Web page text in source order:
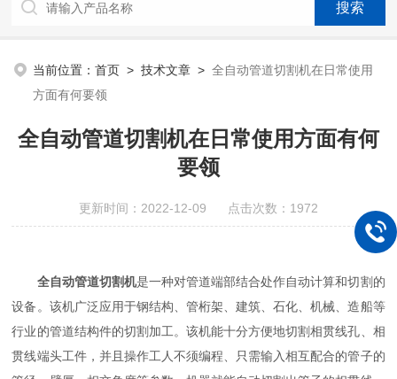
当前位置：首页 >技术文章 >全自动管道切割机在日常使用
方面有何要领
全自动管道切割机在日常使用方面有何
要领
更新时间：2022-12-09 点击次数：1972
全自动管道切割机是一种对管道端部结合处作自动计算和切割的
设备。该机广泛应用于钢结构、管桁架、建筑、石化、机械、造船等
行业的管道结构件的切割加工。该机能十分方便地切割相贯线孔、相
贯线端头工件，并且操作工人不须编程、只需输入相互配合的管子的